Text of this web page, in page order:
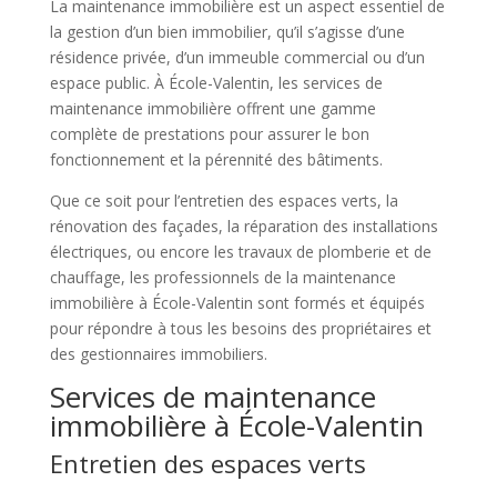
La maintenance immobilière est un aspect essentiel de
la gestion d’un bien immobilier, qu’il s’agisse d’une
résidence privée, d’un immeuble commercial ou d’un
espace public. À École-Valentin, les services de
maintenance immobilière offrent une gamme
complète de prestations pour assurer le bon
fonctionnement et la pérennité des bâtiments.
Que ce soit pour l’entretien des espaces verts, la
rénovation des façades, la réparation des installations
électriques, ou encore les travaux de plomberie et de
chauffage, les professionnels de la maintenance
immobilière à École-Valentin sont formés et équipés
pour répondre à tous les besoins des propriétaires et
des gestionnaires immobiliers.
Services de maintenance
immobilière à École-Valentin
Entretien des espaces verts